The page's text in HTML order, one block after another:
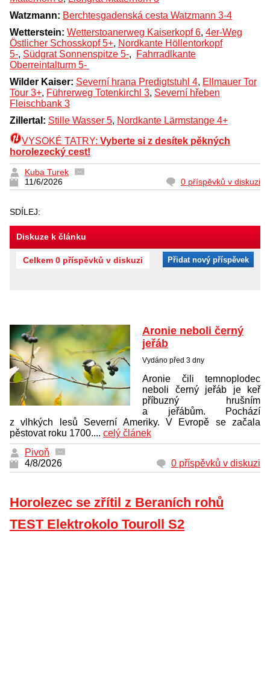
Watzmann: Berchtesgadenská cesta Watzmann 3-4
Wetterstein: Wetterstoanerweg Kaiserkopf 6, 4er-Weg
Östlicher Schosskopf 5+, Nordkante Höllentorkopf
5-, Südgrat Sonnenspitze 5-,
Fahrradlkante
Oberreintalturm 5-
Wilder Kaiser: Severní hrana Predigtstuhl 4, Ellmauer Tor
Tour 3+, Führerweg Totenkirchl 3, Severní hřeben
Fleischbank 3
Zillertal: Stille Wasser 5, Nordkante Lärmstange 4+
VYSOKÉ TATRY: Vyberte si z desítek pěkných
horolezecký cest!
Kuba Turek
11/6/2026
0 příspěvků v diskuzi
SDÍLEJ:
Diskuze k článku
Celkem 0 příspěvků v diskuzi Přidat nový příspěvek
Aronie neboli černý
jeřáb
Vydáno před 3 dny
Aronie čili temnoplodec
neboli černý jeřáb je keř
příbuzný hrušním
a jeřábům. Pochází
z vlhkých lesů Severní Ameriky. V Evropě se začala
pěstovat roku 1700.... celý článek
Pivoň
4/8/2026
0 příspěvků v diskuzi
Horolezec se zřítil z Beraních rohů
TEST Elektrokolo Touroll S2